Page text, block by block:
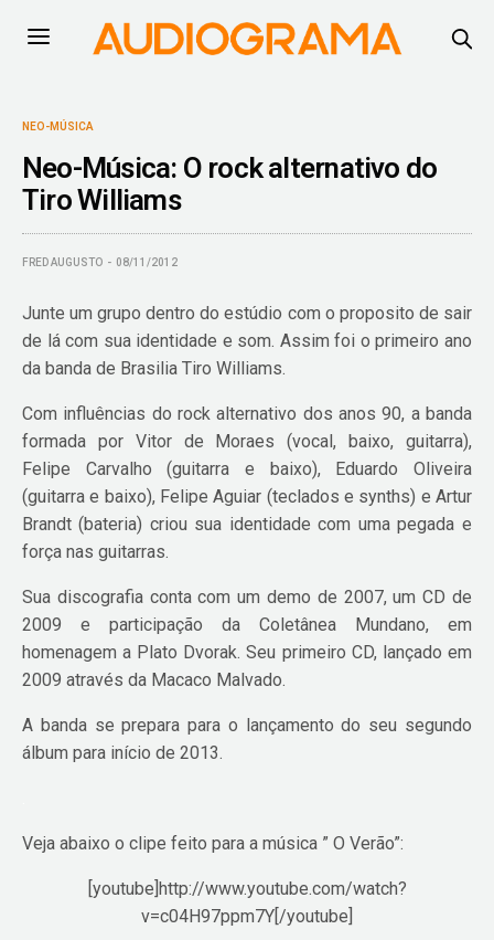
NEO-MÚSICA
Neo-Música: O rock alternativo do
Tiro Williams
FRED AUGUSTO 08/11/2012
Junte um grupo dentro do estúdio com o proposito de sair
de lá com sua identidade e som. Assim foi o primeiro ano
da banda de Brasilia Tiro Williams.
Com influências do rock alternativo dos anos 90, a banda
formada por Vitor de Moraes (vocal, baixo, guitarra),
Felipe Carvalho (guitarra e baixo), Eduardo Oliveira
(guitarra e baixo), Felipe Aguiar (teclados e synths) e Artur
Brandt (bateria) criou sua identidade com uma pegada e
força nas guitarras.
Sua discografia conta com um demo de 2007, um CD de
2009 e participação da Coletânea Mundano, em
homenagem a Plato Dvorak. Seu primeiro CD, lançado em
2009 através da Macaco Malvado.
A banda se prepara para o lançamento do seu segundo
álbum para início de 2013.
Veja abaixo o clipe feito para a música ” O Verão”:
[youtube]http://www.youtube.com/watch?
v=c04H97ppm7Y[/youtube]